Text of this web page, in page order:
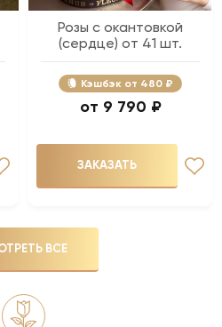
Розы с окантовкой
(сердце) от 41 шт.
Кэшбэк 480 ₽
9 790 ₽
ЗАКАЗАТЬ
ВСЕ